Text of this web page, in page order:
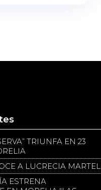
TRIUNFA EN 23
A LUCRECIA MARTEL
ESTRENA